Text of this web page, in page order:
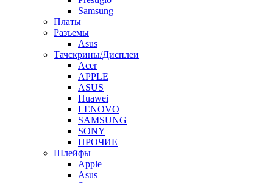
Samsung
Платы
Разъемы
Asus
Тачскрины/Дисплеи
Acer
APPLE
ASUS
Huawei
LENOVO
SAMSUNG
SONY
ПРОЧИЕ
Шлейфы
Apple
Asus